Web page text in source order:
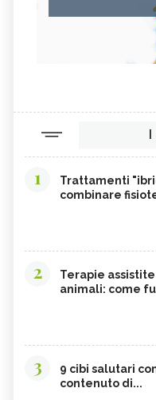
1
Trattamenti
combinare
2
Terapie assistite
animali: come
3
9 cibi salutari
contenuto di...